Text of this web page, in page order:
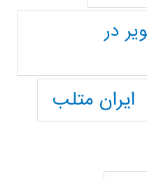
در
ایران متلب